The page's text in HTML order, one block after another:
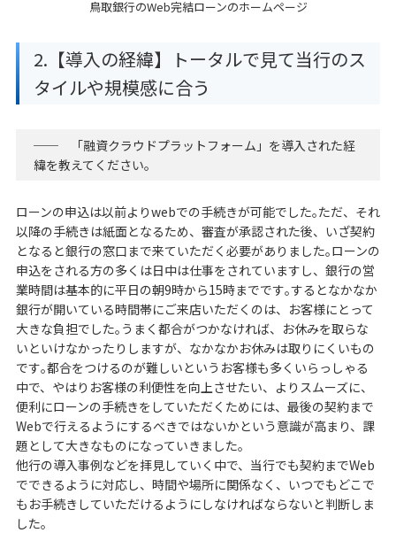
鳥取銀行のWeb完結ローンのホームページ
2.【導入の経緯】トータルで見て当行のス
タイルや規模感に合う
── 「融資クラウドプラットフォーム」を導入された経
緯を教えてください｡
ローンの申込は以前よりwebでの手続きが可能でした｡ただ、それ
以降の手続きは紙面となるため、審査が承認された後、いざ契約
となると銀行の窓口まで来ていただく必要がありました｡ローンの
申込をされる方の多くは日中は仕事をされていますし、銀行の営
業時間は基本的に平日の朝9時から15時までです｡するとなかなか
銀行が開いている時間帯にご来店いただくのは、お客様にとって
大きな負担でした｡うまく都合がつかなければ、お休みを取らな
いといけなかったりしますが、なかなかお休みは取りにくいもの
です｡都合をつけるのが難しいというお客様も多くいらっしゃる
中で、やはりお客様の利便性を向上させたい、よりスムーズに、
便利にローンの手続きをしていただくためには、最後の契約まで
Webで行えるようにするべきではないかという意識が高まり、課
題として大きなものになっていきました｡
他行の導入事例などを拝見していく中で、当行でも契約までWeb
でできるように対応し、時間や場所に関係なく、いつでもどこで
もお手続きしていただけるようにしなければならないと判断しま
した｡